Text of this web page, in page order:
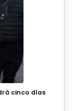
cinco días